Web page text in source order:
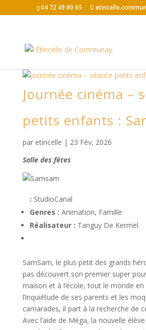
04 72 49 80 65
Journée cinéma –
petits enfants :
par etincelle | 23 Fév, 2026
Salle des fêtes
: StudioCanal
Genres : Animation, Famille
Réalisateur : Tanguy De Kermel
SamSam, le plus petit des grands
pas découvert son premier super
maison et à l’école, tout le monde
l’inquiétude de ses parents et les
camarades, il part à la recherche de
Avec l’aide de Méga, la nouvelle